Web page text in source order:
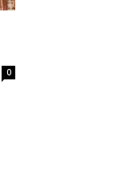
0